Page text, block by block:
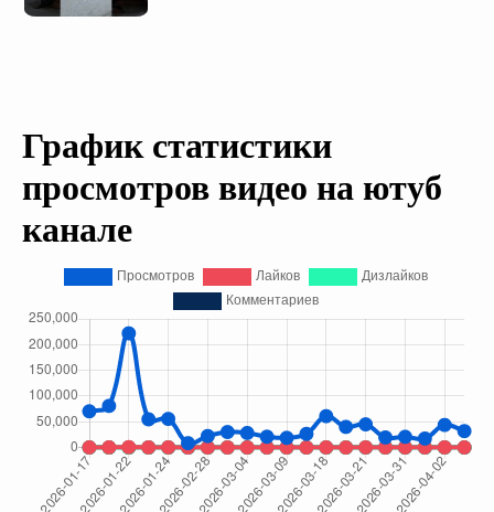
График статистики
просмотров видео на ютуб
канале